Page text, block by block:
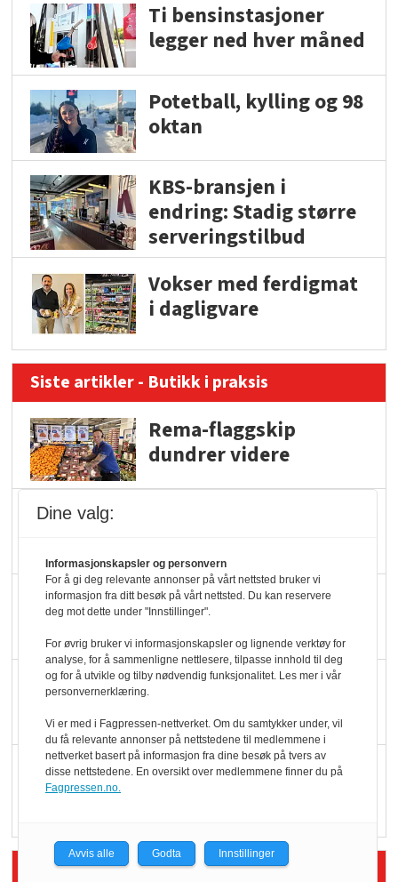
Ti bensinstasjoner
legger ned hver måned
Potetball, kylling og 98
oktan
KBS-bransjen i
endring: Stadig større
serveringstilbud
Vokser med ferdigmat
i dagligvare
Siste artikler - Butikk i praksis
Rema-flaggskip
dundrer videre
Færre varer, men fulle
hyller
KI lager mat i butikken
Q passerte 1 milliard i
Siste artikler - Økologisk
Dine valg:
Informasjonskapsler og personvern
For å gi deg relevante annonser på vårt nettsted bruker vi
informasjon fra ditt besøk på vårt nettsted. Du kan reservere
deg mot dette under "Innstillinger".
For øvrig bruker vi informasjonskapsler og lignende verktøy for
analyse, for å sammenligne nettlesere, tilpasse innhold til deg
og for å utvikle og tilby nødvendig funksjonalitet. Les mer i vår
personvernerklæring.
Vi er med i Fagpressen-nettverket. Om du samtykker under, vil
du få relevante annonser på nettstedene til medlemmene i
nettverket basert på informasjon fra dine besøk på tvers av
disse nettstedene. En oversikt over medlemmene finner du på
Fagpressen.no.
Avvis alle Godta Innstillinger